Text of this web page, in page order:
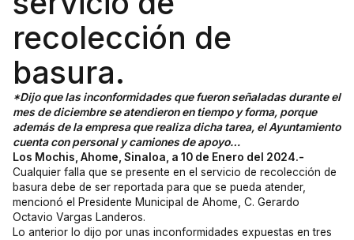
recolección de
basura.
*Dijo que las inconformidades que fueron señaladas durante el
mes de diciembre se atendieron en tiempo y forma, porque
además de la empresa que realiza dicha tarea, el Ayuntamiento
cuenta con personal y camiones de apoyo…
Los Mochis, Ahome, Sinaloa, a 10 de Enero del 2024.-
Cualquier falla que se presente en el servicio de recolección de
basura debe de ser reportada para que se pueda atender,
mencionó el Presidente Municipal de Ahome, C. Gerardo
Octavio Vargas Landeros.
Lo anterior lo dijo por unas inconformidades expuestas en tres